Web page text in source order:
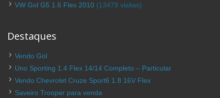
VW Gol G5 1.6 Flex 2010 (13479 visitas)
Destaques
Vendo Gol
Uno Sporting 1.4 Flex 14/14 Completo – Particular
Vendo Chevrolet Cruze Sport6 1.8 16V Flex
Saveiro Trooper para venda